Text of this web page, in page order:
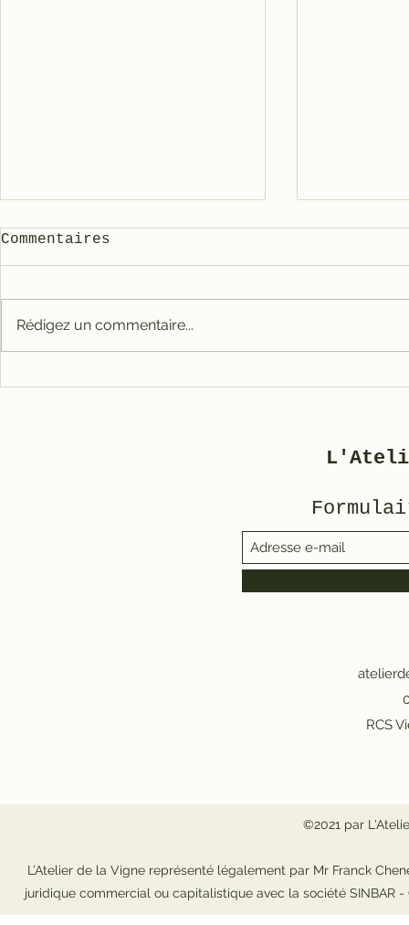
Commentaires
Rédigez un commentaire...
RCS
©2021 par
L’Atelier de la Vigne représenté légalement par Mr Franck
juridique commercial ou capitalistique avec la société SINBAR